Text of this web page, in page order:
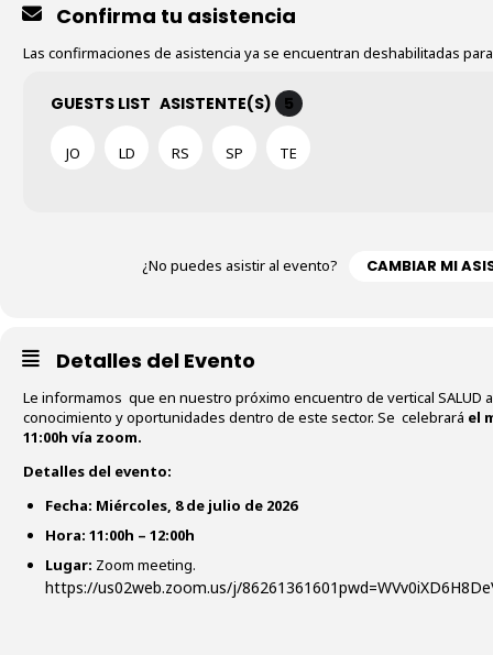
Confirma tu asistencia
Las confirmaciones de asistencia ya se encuentran deshabilitadas
GUESTS LIST ASISTENTE(S) 5
JO LD RS SP TE
¿No puedes asistir al evento? CAMBIAR MI
Detalles del Evento
Le informamos que en nuestro próximo encuentro de vertical SALUD
conocimiento y oportunidades dentro de este sector. Se celebrará el
11:00h vía zoom.
Detalles del evento:
Fecha: Miércoles, 8 de julio de 2026
Hora: 11:00h – 12:00h
Lugar: Zoom meeting.
https://us02web.zoom.us/j/